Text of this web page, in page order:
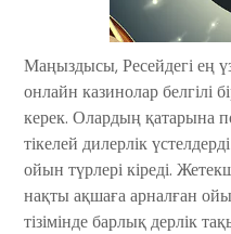
Маңыздысы, Ресейдегі ең
онлайн казинолар белгілі
керек. Олардың қатарына
тікелей дилерлік
ойын түрлері кіреді.
нақты ақшаға арналған
тізімінде барлық дерлік